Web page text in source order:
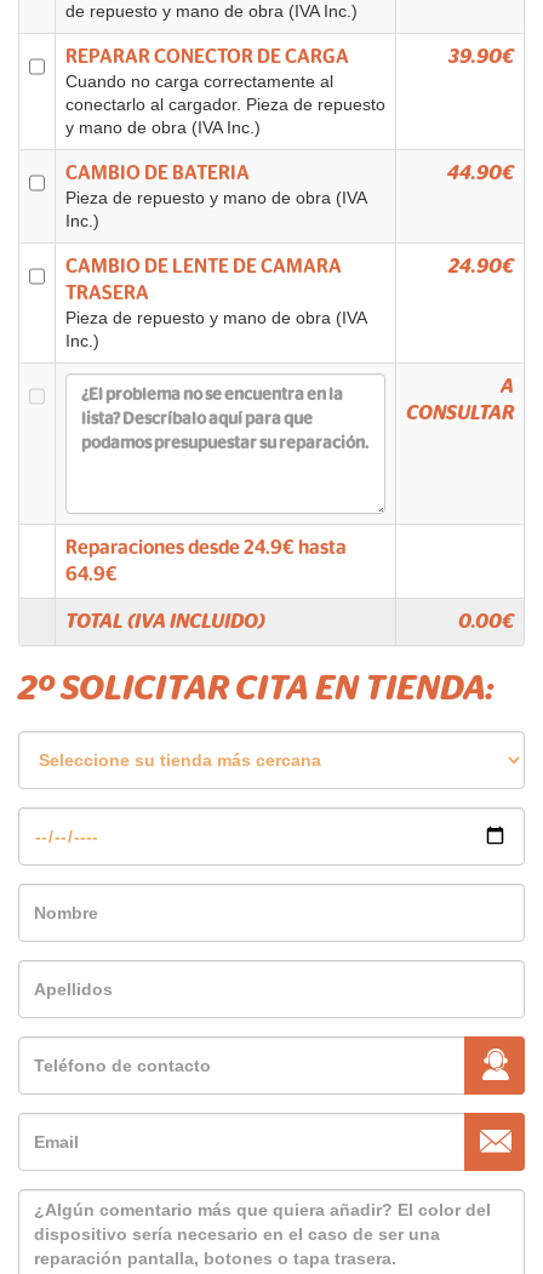
de repuesto y mano de obra (IVA Inc.)
REPARAR CONECTOR DE CARGA
Cuando no carga correctamente al
conectarlo al cargador. Pieza de repuesto
y mano de obra (IVA Inc.)
39.90€
CAMBIO DE BATERIA
Pieza de repuesto y mano de obra (IVA
Inc.)
44.90€
CAMBIO DE LENTE DE CAMARA
TRASERA
Pieza de repuesto y mano de obra (IVA
Inc.)
24.90€
A
CONSULTAR
Reparaciones desde24.9€ hasta
64.9€
TOTAL (IVA INCLUIDO) 0.00€
2º SOLICITAR CITA EN TIENDA: